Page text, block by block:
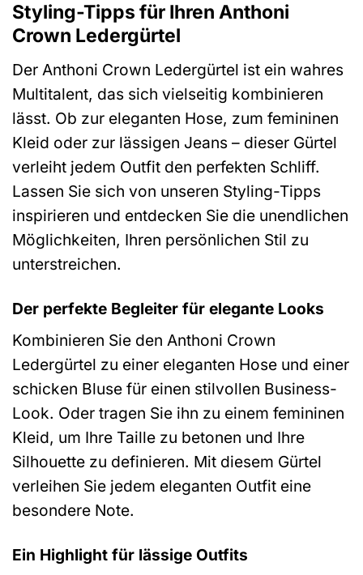
Styling-Tipps für Ihren Anthoni
Crown Ledergürtel
Der Anthoni Crown Ledergürtel ist ein wahres
Multitalent, das sich vielseitig kombinieren
lässt. Ob zur eleganten Hose, zum femininen
Kleid oder zur lässigen Jeans – dieser Gürtel
verleiht jedem Outfit den perfekten Schliff.
Lassen Sie sich von unseren Styling-Tipps
inspirieren und entdecken Sie die unendlichen
Möglichkeiten, Ihren persönlichen Stil zu
unterstreichen.
Der perfekte Begleiter für elegante Looks
Kombinieren Sie den Anthoni Crown
Ledergürtel zu einer eleganten Hose und einer
schicken Bluse für einen stilvollen Business-
Look. Oder tragen Sie ihn zu einem femininen
Kleid, um Ihre Taille zu betonen und Ihre
Silhouette zu definieren. Mit diesem Gürtel
verleihen Sie jedem eleganten Outfit eine
besondere Note.
Ein Highlight für lässige Outfits